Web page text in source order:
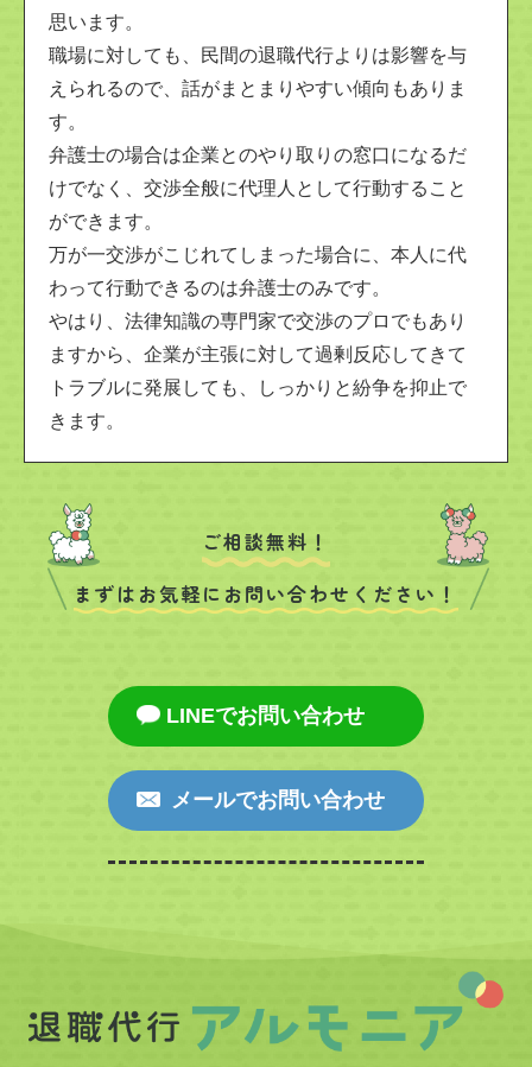
思います。
職場に対しても、民間の退職代行よりは影響を与
えられるので、話がまとまりやすい傾向もありま
す。
弁護士の場合は企業とのやり取りの窓口になるだ
けでなく、交渉全般に代理人として行動すること
ができます。
万が一交渉がこじれてしまった場合に、本人に代
わって行動できるのは弁護士のみです。
やはり、法律知識の専門家で交渉のプロでもあり
ますから、企業が主張に対して過剰反応してきて
トラブルに発展しても、しっかりと紛争を抑止で
きます。
ご相談無料！
まずはお気軽にお問い合わせください！
LINEでお問い合わせ
メールでお問い合わせ